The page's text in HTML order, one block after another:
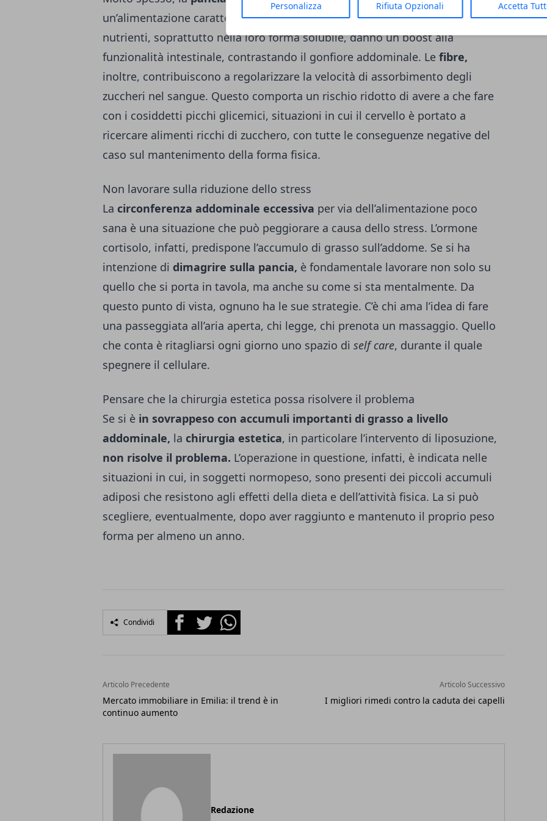
Personalizza Rifiuta Opzionali Accetta
un’alimentazione caratterizzata da uno scarso apporto di fibre. Questi
nutrienti, soprattutto nella loro forma solubile, danno un boost alla
funzionalità intestinale, contrastando il gonfiore addominale. Le fibre,
inoltre, contribuiscono a regolarizzare la velocità di assorbimento degli
zuccheri nel sangue. Questo comporta un rischio ridotto di avere a che fare
con i cosiddetti picchi glicemici, situazioni in cui il cervello è portato a
ricercare alimenti ricchi di zucchero, con tutte le conseguenze negative del
caso sul mantenimento della forma fisica.
Non lavorare sulla riduzione dello stress
La circonferenza addominale eccessiva per via dell’alimentazione poco
sana è una situazione che può peggiorare a causa dello stress. L’ormone
cortisolo, infatti, predispone l’accumulo di grasso sull’addome. Se si ha
intenzione di dimagrire sulla pancia, è fondamentale lavorare non solo su
quello che si porta in tavola, ma anche su come si sta mentalmente. Da
questo punto di vista, ognuno ha le sue strategie. C’è chi ama l’idea di fare
una passeggiata all’aria aperta, chi legge, chi prenota un massaggio. Quello
che conta è ritagliarsi ogni giorno uno spazio di self care, durante il quale
spegnere il cellulare.
Pensare che la chirurgia estetica possa risolvere il problema
Se si è in sovrappeso con accumuli importanti di grasso a livello
addominale, la chirurgia estetica, in particolare l’intervento di liposuzione,
non risolve il problema. L’operazione in questione, infatti, è indicata nelle
situazioni in cui, in soggetti normopeso, sono presenti dei piccoli accumuli
adiposi che resistono agli effetti della dieta e dell’attività fisica. La si può
scegliere, eventualmente, dopo aver raggiunto e mantenuto il proprio peso
forma per almeno un anno.
Condividi FacebookTwitterWhatsapp
Articolo Precedente
Mercato immobiliare in Emilia: il trend è in
continuo aumento
Articolo Successivo
I migliori rimedi contro la caduta dei capelli
Redazione